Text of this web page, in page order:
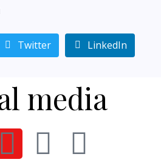
Twitter LinkedIn
media